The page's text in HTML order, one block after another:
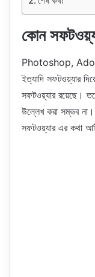
কোন
Photoshop,
ইত্যাদি সফটওয়্যার
সফটওয়্যার রয়েছে।
উল্লেখ করা সম্ভব
সফটওয়্যার এর কথা